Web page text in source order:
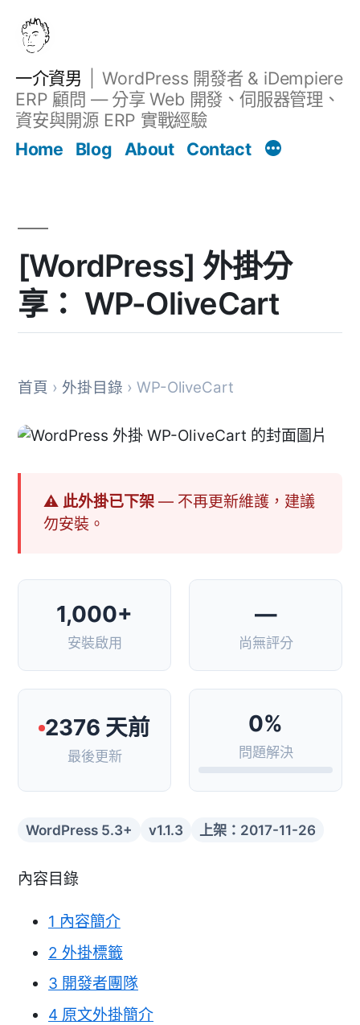
一介資男
WordPress 開發者 & iDempiere
ERP 顧問 — 分享 Web 開發、伺服器管理、
資安與開源 ERP 實戰經驗
Home
Blog About Contact
[WordPress] 外掛分
享： WP-OliveCart
首頁 › 外掛目錄 › WP-OliveCart
⚠ 此外掛已下架— 不再更新維護，建議
勿安裝。
1,000+
安裝啟用
—
尚無評分
2376 天前
最後更新
0%
問題解決
WordPress 5.3+ v1.1.3 上架：2017-11-26
內容目錄
1 內容簡介
2 外掛標籤
3 開發者團隊
4 原文外掛簡介
文章